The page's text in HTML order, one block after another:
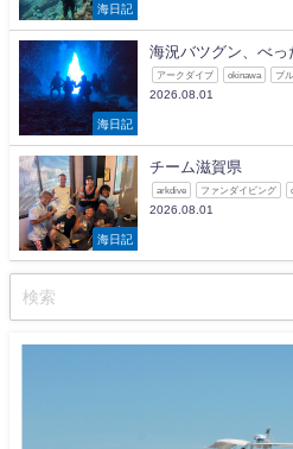
海日記
海日記
海況バツグン、べっ
アークダイブ okinawa ブ
2026.08.01
海日記
チーム滋賀県
arkdive ファンダイビング
2026.08.01